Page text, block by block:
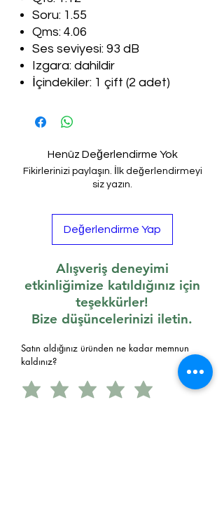
Soru: 1.55
Qms: 4.06
Ses seviyesi: 93 dB
Izgara: dahildir
İçindekiler: 1 çift (2 adet)
Henüz Değerlendirme Yok
Fikirlerinizi paylaşın. İlk değerlendirmeyi
siz yazın.
Değerlendirme Yap
Alışveriş deneyimi
etkinliğimize katıldığınız için
teşekkürler!
Bize düşüncelerinizi iletin.
Satın aldığınız üründen ne kadar memnun
kaldınız?